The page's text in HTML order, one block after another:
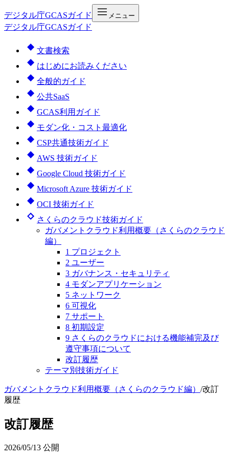
デジタル庁GCASガイド メニュー
デジタル庁GCASガイド
文書検索
はじめにお読みください
全般的ガイド
公共SaaS
GCAS利用ガイド
モダン化・コスト最適化
CSP共通技術ガイド
AWS 技術ガイド
Google Cloud 技術ガイド
Microsoft Azure 技術ガイド
OCI 技術ガイド
さくらのクラウド技術ガイド
ガバメントクラウド利用概要（さくらのクラウド
編）
1 プロジェクト
2 ユーザー
3 ガバナンス・セキュリティ
4 モダンアプリケーション
5 ネットワーク
6 可視化
7 サポート
8 初期設定
9 さくらのクラウドにおける機能補完及び
遵守事項について
改訂履歴
テーマ別技術ガイド
ガバメントクラウド利用概要（さくらのクラウド編） /改訂
履歴
改訂履歴
2026/05/13 公開